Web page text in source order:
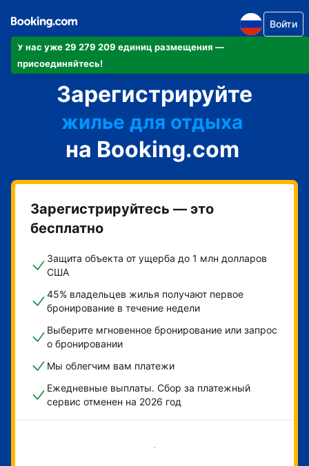
У нас уже 29 279 209 единиц размещения —
присоединяйтесь!
Войти
Зарегистрируйте
апартаменты/квартиру
отель
жилье для отдыха
гостевой дом
мини-отель
на Booking.com
Зарегистрируйтесь — это
бесплатно
Защита объекта от ущерба до 1 млн долларов
США
45% владельцев жилья получают первое
бронирование в течение недели
Выберите мгновенное бронирование или запрос
о бронировании
Мы облегчим вам платежи
Ежедневные выплаты. Сбор за платежный
сервис отменен на 2026 год
Начать